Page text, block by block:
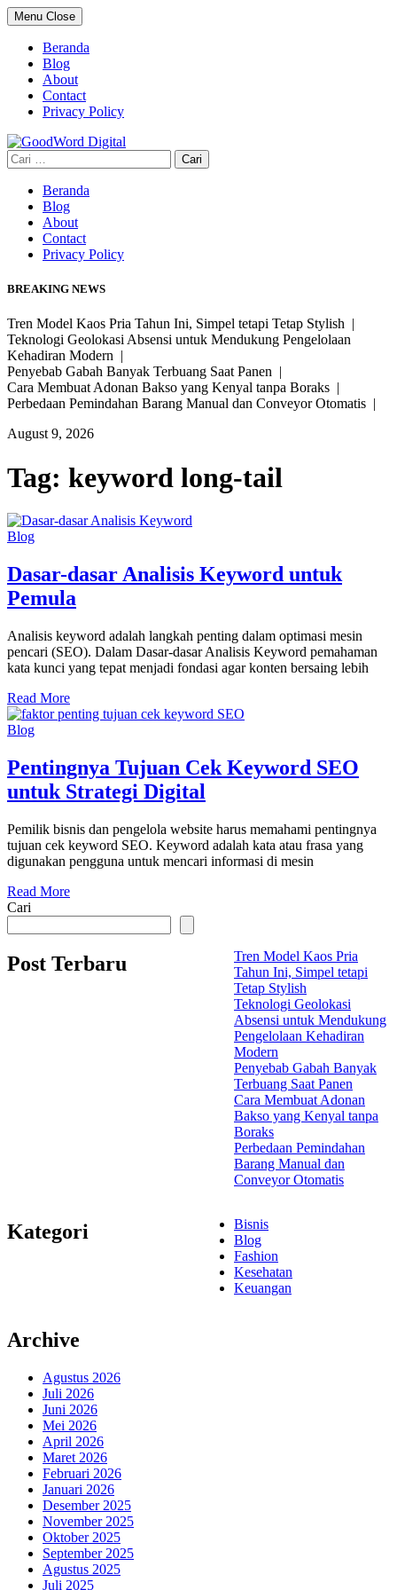
Skip
to
content
Menu Close
Beranda
Blog
About
Contact
Privacy Policy
Cari
untuk:
Beranda
Blog
About
Contact
Privacy Policy
BREAKING NEWS
Tren Model Kaos Pria Tahun Ini, Simpel tetapi Tetap Stylish |
Teknologi Geolokasi Absensi untuk Mendukung Pengelolaan
Kehadiran Modern |
Penyebab Gabah Banyak Terbuang Saat Panen |
Cara Membuat Adonan Bakso yang Kenyal tanpa Boraks |
Perbedaan Pemindahan Barang Manual dan Conveyor Otomatis |
August 9, 2026
Tag: keyword long-tail
Blog
Dasar-dasar Analisis Keyword untuk
Pemula
Analisis keyword adalah langkah penting dalam optimasi mesin
pencari (SEO). Dalam Dasar-dasar Analisis Keyword pemahaman
kata kunci yang tepat menjadi fondasi agar konten bersaing lebih
Read More
Blog
Pentingnya Tujuan Cek Keyword SEO
untuk Strategi Digital
Pemilik bisnis dan pengelola website harus memahami pentingnya
tujuan cek keyword SEO. Keyword adalah kata atau frasa yang
digunakan pengguna untuk mencari informasi di mesin
Read More
Cari
Post Terbaru
Tren Model Kaos Pria
Tahun Ini, Simpel tetapi
Tetap Stylish
Teknologi Geolokasi
Absensi untuk Mendukung
Pengelolaan Kehadiran
Modern
Penyebab Gabah Banyak
Terbuang Saat Panen
Cara Membuat Adonan
Bakso yang Kenyal tanpa
Boraks
Perbedaan Pemindahan
Barang Manual dan
Conveyor Otomatis
Kategori
Bisnis
Blog
Fashion
Kesehatan
Keuangan
Archive
Agustus 2026
Juli 2026
Juni 2026
Mei 2026
April 2026
Maret 2026
Februari 2026
Januari 2026
Desember 2025
November 2025
Oktober 2025
September 2025
Agustus 2025
Juli 2025